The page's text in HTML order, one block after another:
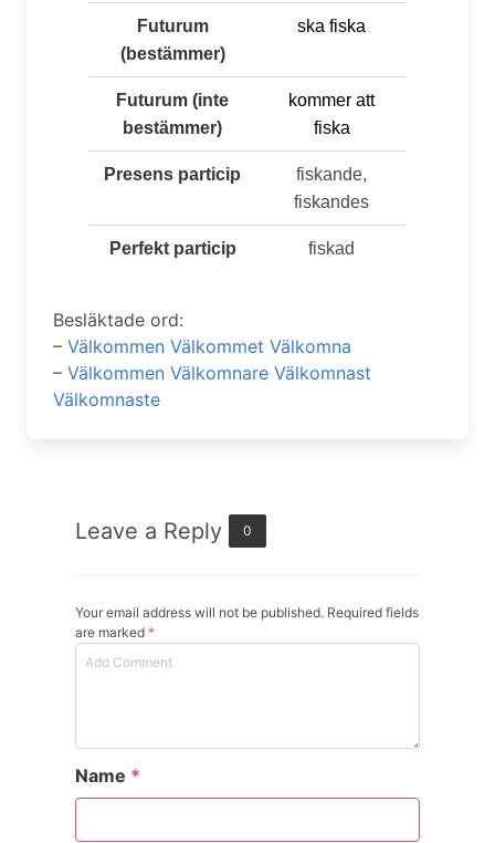
Futurum
(bestämmer)
ska fiska
Futurum (inte
bestämmer)
kommer att
fiska
Presens particip
fiskande,
fiskandes
Perfekt particip fiskad
Besläktade ord:
– Välkommen Välkommet Välkomna
– Välkommen Välkomnare Välkomnast
Välkomnaste
Leave a Reply 0
Your email address will not be published. Required fields
are marked *
Name *